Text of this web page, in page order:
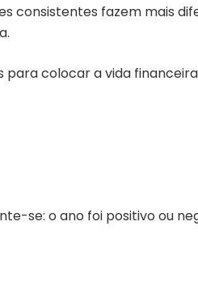
consistentes fazem mais
para colocar a vida
se: o ano foi positivo ou